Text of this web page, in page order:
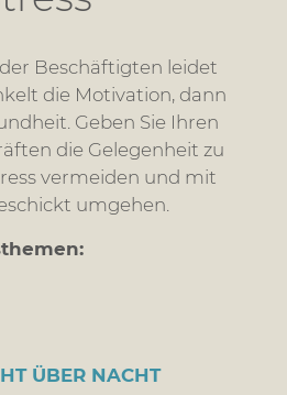
Beschäftigten leidet
die Motivation, dann
Geben Sie Ihren
die Gelegenheit zu
vermeiden und mit
umgehen.
ÜBER NACHT